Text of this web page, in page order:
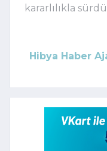
kararlılıkla
Hibya Haber